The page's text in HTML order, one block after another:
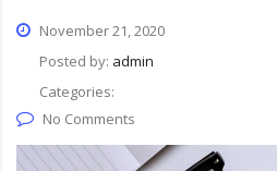
November 21, 2020
Posted by: admin
Categories:
No Comments